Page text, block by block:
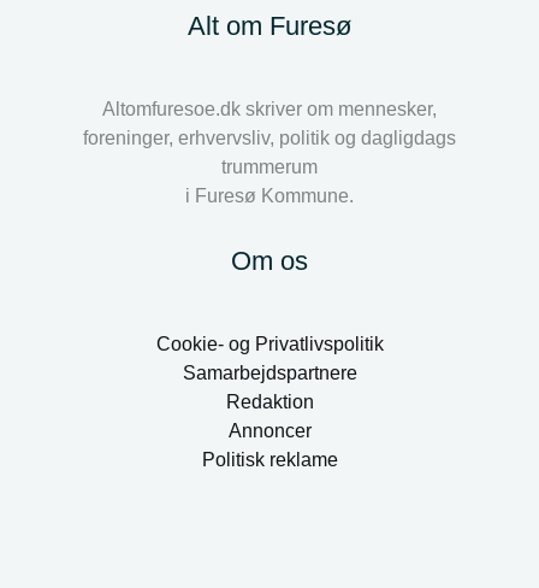
Alt om Furesø
Altomfuresoe.dk skriver om mennesker,
foreninger, erhvervsliv, politik og dagligdags
trummerum
i Furesø Kommune.
Om os
Cookie- og Privatlivspolitik
Samarbejdspartnere
Redaktion
Annoncer
Politisk reklame